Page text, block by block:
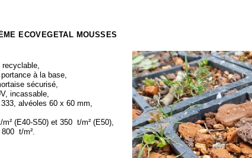
ECOVEGETAL MOUSSES
à la base,
sécurisé,
incassable,
alvéoles 60 x 60 mm,
(E40-S50) et 350 t/m² (E50),
800 t/m².